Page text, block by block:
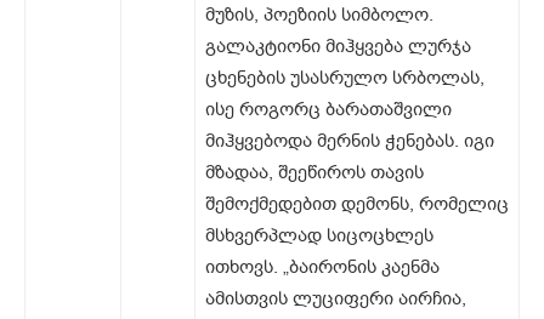
მუზის, პოეზიის სიმბოლო.
გალაკტიონი მიჰყვება ლურჯა
ცხენების უსასრულო სრბოლას,
ისე როგორც ბარათაშვილი
მიჰყვებოდა მერნის ჭენებას. იგი
მზადაა, შეეწიროს თავის
შემოქმედებით დემონს, რომელიც
მსხვერპლად სიცოცხლეს
ითხოვს. „ბაირონის კაენმა
ამისთვის ლუციფერი აირჩია,